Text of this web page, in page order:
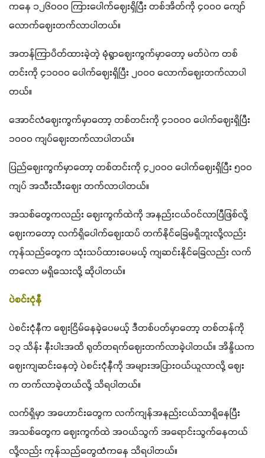
ကနေ ၁၂၆၀၀၀ ကြားပေါက်ဈေးရှိပြီး တစ်အိတ်ကို ၄၀၀၀ ကျော်
လောက်ဈေးတက်လာပါတယ်။
အတန်ကြာပိတ်ထားခဲ့တဲ့ မုံရွာဈေးကွက်မှာတော့ မတ်ပဲက တစ်
တင်းကို ၄၁၀၀၀ ပေါက်ဈေးရှိပြီး ၂၀၀၀ လောက်ဈေးတက်လာပါ
တယ်။
အောင်လံဈေးကွက်မှာတော့ တစ်တင်းကို ၄၁၀၀၀ ပေါက်ဈေးရှိပြီး
၁၀၀၀ ကျပ်ဈေးတက်လာပါတယ်။
ပြည်ဈေးကွက်မှာတော့ တစ်တင်းကို ၄၂၀၀၀ ပေါက်ဈေးရှိပြီး ၅၀၀
ကျပ် အသီးသီးဈေး တက်လာပါတယ်။
အသစ်တွေကလည်း ဈေးကွက်ထဲကို အနည်းငယ်ဝင်လာပြီဖြစ်လို့
ဈေးကတော့ လက်ရှိပေါက်ဈေးထပ် တက်နိုင်ခြေမရှိဘူးလို့လည်း
ကုန်သည်တွေက သုံးသပ်ထားပေမယ့် ကျဆင်းနိုင်ခြေလည်း လက်
တလော မရှိသေးလို့ ဆိုပါတယ်။
ပဲစင်းငုံနီ
ပဲစင်းငုံနီက ဈေးငြိမ်နေခဲ့ပေမယ့် ဒီတစ်ပတ်မှာတော့ တစ်တန်ကို
၁၃ သိန်း နီးပါးအထိ ရုတ်တရက်ဈေးတက်လာခဲ့ပါတယ်။ အိန္ဒိယက
ဈေးကျဆင်းနေတဲ့ ပဲစင်းငုံနီကို အများအပြားဝယ်ယူလာလို့ ဈေး
က တက်လာခဲ့တယ်လို့ သိရပါတယ်။
လက်ရှိမှာ အဟောင်းတွေက လက်ကျန်အနည်းငယ်သာရှိနေပြီး
အသစ်တွေက ဈေးကွက်ထဲ အဝယ်သွက် အရောင်းသွက်နေတယ်
လို့လည်း ကုန်သည်တွေထံကနေ သိရပါတယ်။